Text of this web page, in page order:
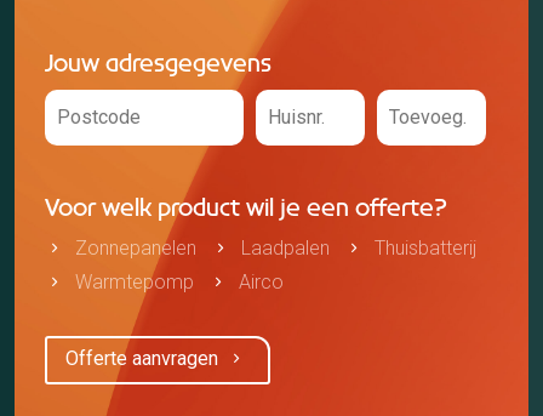
Jouw adresgegevens
Voor welk product wil je een offerte?
Zonnepanelen Laadpalen
Thuisbatterij
Warmtepomp
Airco
Offerte aanvragen